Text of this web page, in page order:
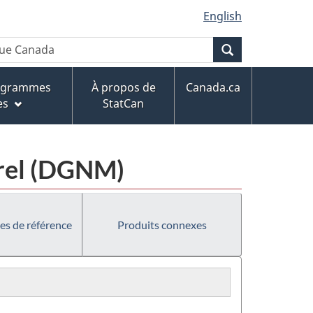
English
À propos de
StatCan
Canada.ca
(DGNM)
de référence Produits connexes